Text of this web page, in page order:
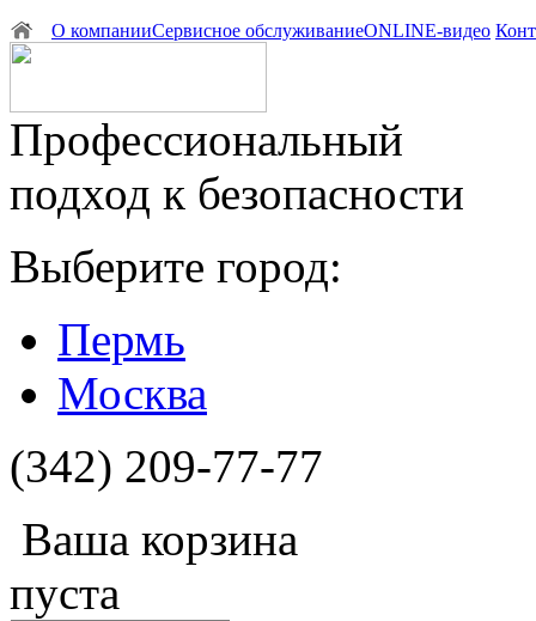
О компанииСервисное обслуживаниеONLINE-видео
Профессиональный
подход к безопасности
Выберите город:
Пермь
Москва
(342) 209-77-77
Ваша корзина
пуста